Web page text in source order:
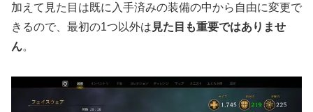
加えて見た目は既に入手済みの装備の中から自由に変更で
きるので、最初の1つ以外は 見た目も重要ではありませ
ん。